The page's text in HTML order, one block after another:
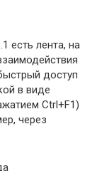
есть лента, на
доступ
в виде
Ctrl+F1)
через